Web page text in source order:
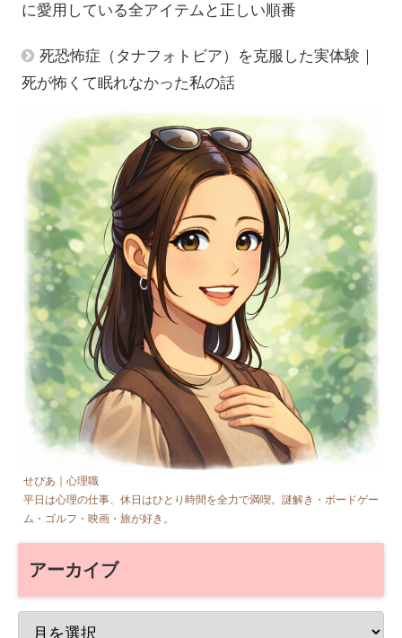
に愛用している全アイテムと正しい順番
死恐怖症（タナフォトビア）を克服した実体験｜
死が怖くて眠れなかった私の話
せぴあ｜心理職
平日は心理の仕事、休日はひとり時間を全力で満喫。謎解き・ボードゲー
ム・ゴルフ・映画・旅が好き。
アーカイブ